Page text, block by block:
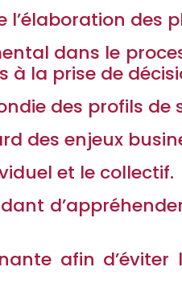
l’élaboration
dans le
à la prise de
des profils
des enjeux
et le collectif.
afin